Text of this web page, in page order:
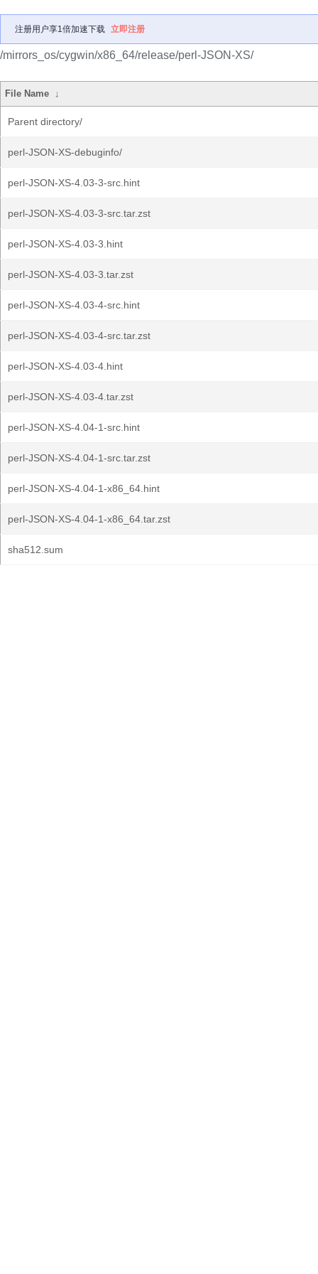
注册用户享1倍加速下载 立即注册
/mirrors_os/cygwin/x86_64/release/perl-JSON-XS/
File Name ↓
Parent directory/
perl-JSON-XS-debuginfo/
perl-JSON-XS-4.03-3-src.hint
perl-JSON-XS-4.03-3-src.tar.zst
perl-JSON-XS-4.03-3.hint
perl-JSON-XS-4.03-3.tar.zst
perl-JSON-XS-4.03-4-src.hint
perl-JSON-XS-4.03-4-src.tar.zst
perl-JSON-XS-4.03-4.hint
perl-JSON-XS-4.03-4.tar.zst
perl-JSON-XS-4.04-1-src.hint
perl-JSON-XS-4.04-1-src.tar.zst
perl-JSON-XS-4.04-1-x86_64.hint
perl-JSON-XS-4.04-1-x86_64.tar.zst
sha512.sum